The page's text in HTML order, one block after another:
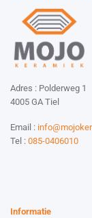
Adres : Polderweg 1
4005 GA Tiel
Email :
Tel : 085-0406010
Informatie